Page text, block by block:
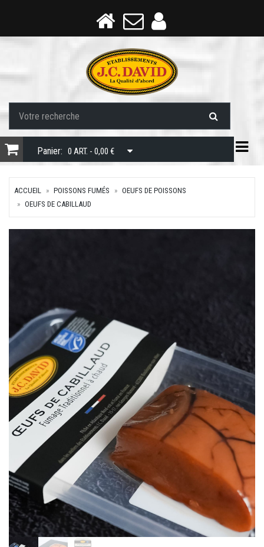
Panier: 0 ART. - 0,00 €
ACCUEIL POISSONS FUMÉS
OEUFS DE POISSONS
OEUFS DE CABILLAUD